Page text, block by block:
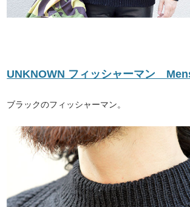
UNKNOWN フィッシャーマン
ブラックのフィッシャーマン。